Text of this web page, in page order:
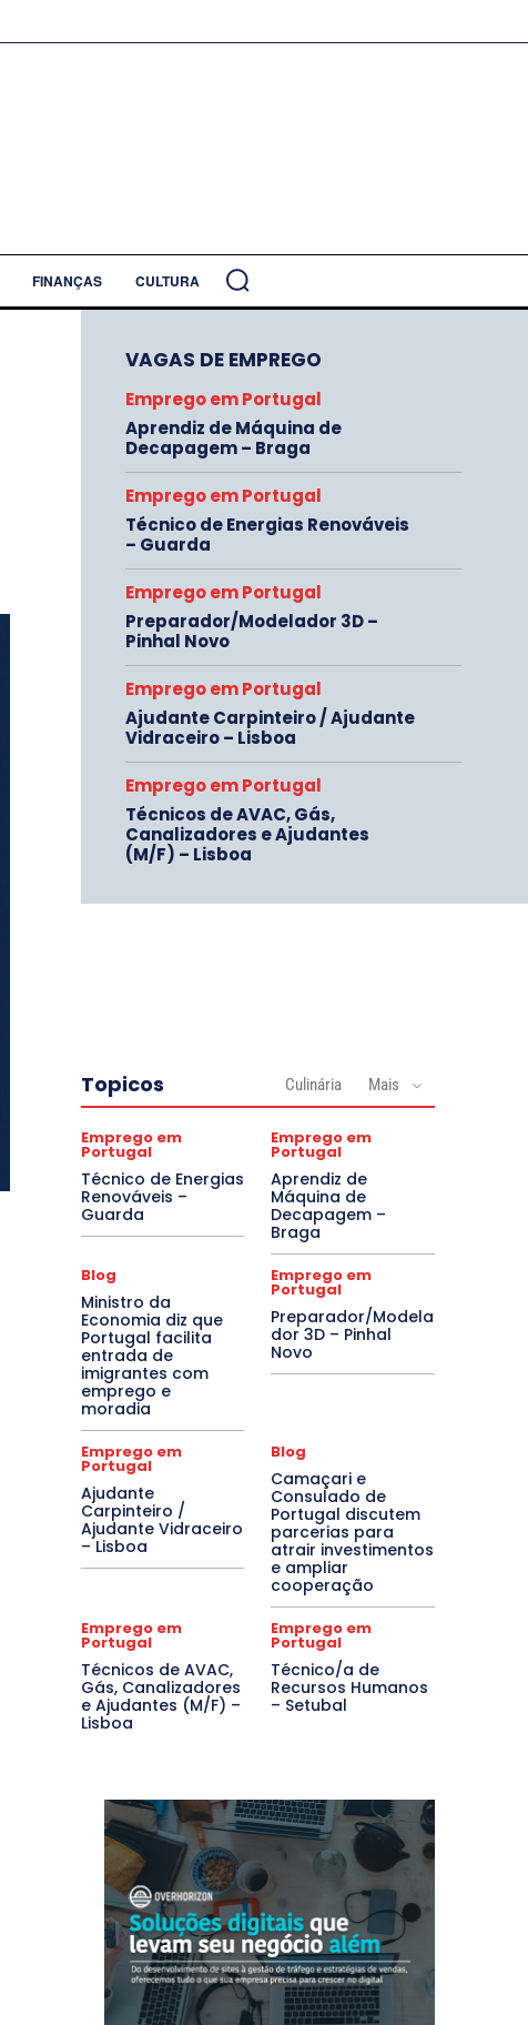
FINANÇAS CULTURA
VAGAS DE EMPREGO
Emprego em Portugal
Aprendiz de Máquina de
Decapagem – Braga
Emprego em Portugal
Técnico de Energias Renováveis
– Guarda
Emprego em Portugal
Preparador/Modelador 3D –
Pinhal Novo
Emprego em Portugal
Ajudante Carpinteiro / Ajudante
Vidraceiro – Lisboa
Emprego em Portugal
Técnicos de AVAC, Gás,
Canalizadores e Ajudantes
(M/F) – Lisboa
Topicos Culinária Mais
Emprego em
Portugal
Técnico de Energias
Renováveis –
Guarda
Emprego em
Portugal
Aprendiz de
Máquina de
Decapagem –
Braga
Blog
Ministro da
Economia diz que
Portugal facilita
entrada de
imigrantes com
emprego e
moradia
Emprego em
Portugal
Preparador/Modela
dor 3D – Pinhal
Novo
Emprego em
Portugal
Ajudante
Carpinteiro /
Ajudante Vidraceiro
– Lisboa
Blog
Camaçari e
Consulado de
Portugal discutem
parcerias para
atrair investimentos
e ampliar
cooperação
Emprego em
Portugal
Técnicos de AVAC,
Gás, Canalizadores
e Ajudantes (M/F) –
Lisboa
Emprego em
Portugal
Técnico/a de
Recursos Humanos
– Setubal